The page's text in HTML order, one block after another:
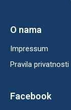
O nama
Impressum
Pravila privatnosti
Facebook